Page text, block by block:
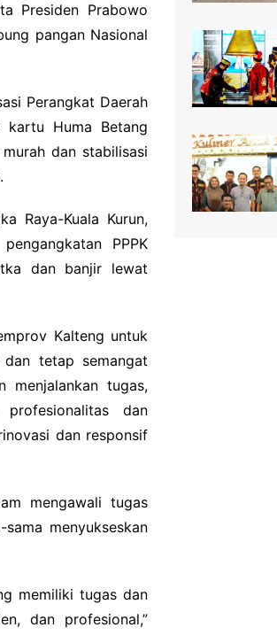
Presiden Prabowo
pangan Nasional
Perangkat Daerah
kartu Huma Betang
dan stabilisasi
Raya-Kuala Kurun,
PPPK
dan banjir lewat
Kalteng untuk
tetap semangat
menjalankan tugas,
dan
dan responsif
mengawali tugas
menyukseskan
memiliki tugas dan
dan profesional,”